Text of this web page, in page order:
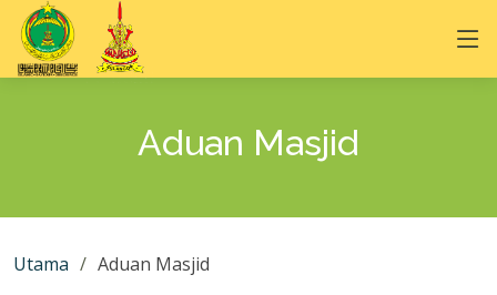
Aduan Masjid
Utama Aduan Masjid